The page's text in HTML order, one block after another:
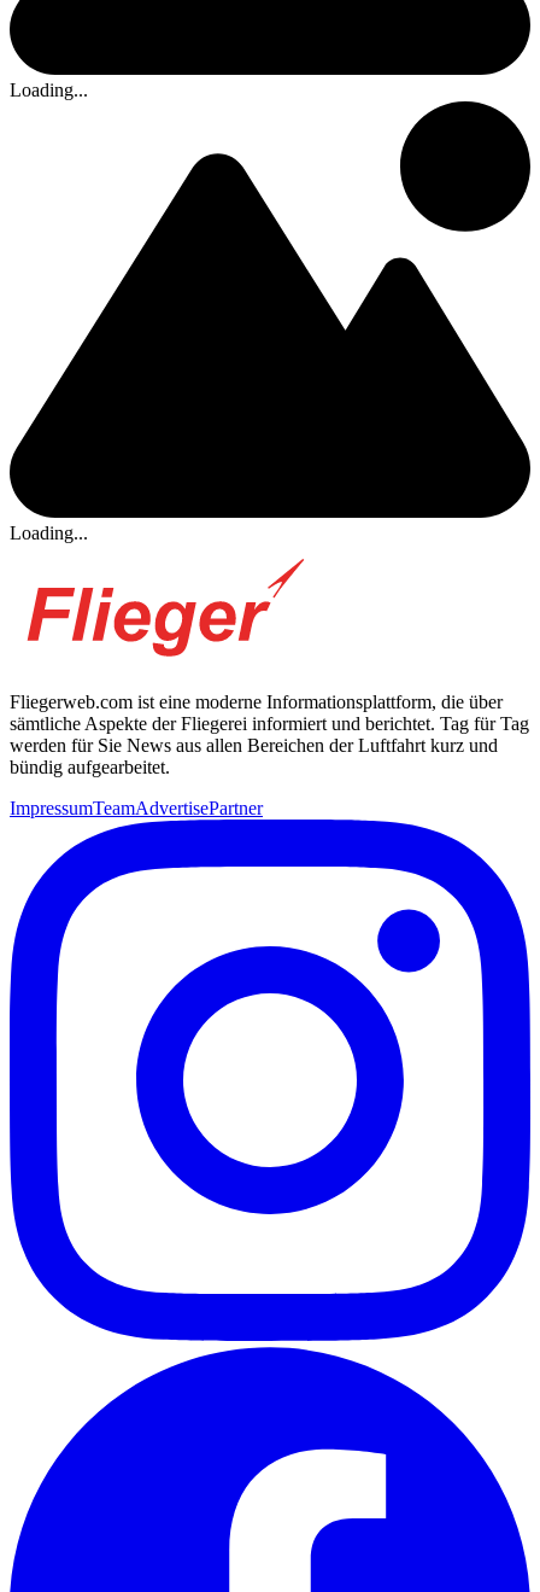
Loading...
Loading...
Fliegerweb.com ist eine moderne Informationsplattform, die über
sämtliche Aspekte der Fliegerei informiert und berichtet. Tag für Tag
werden für Sie News aus allen Bereichen der Luftfahrt kurz und
bündig aufgearbeitet.
ImpressumTeamAdvertisePartner